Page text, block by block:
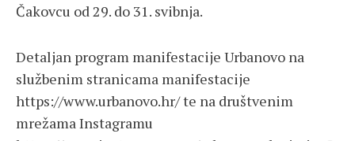
Čakovcu od 29. do 31. svibnja.
Detaljan program manifestacije Urbanovo na
službenim stranicama manifestacije
https://www.urbanovo.hr/ te na društvenim
mrežama Instagramu